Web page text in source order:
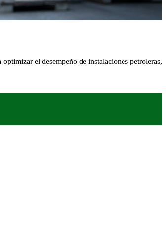
el desempeño de instalaciones petroleras,